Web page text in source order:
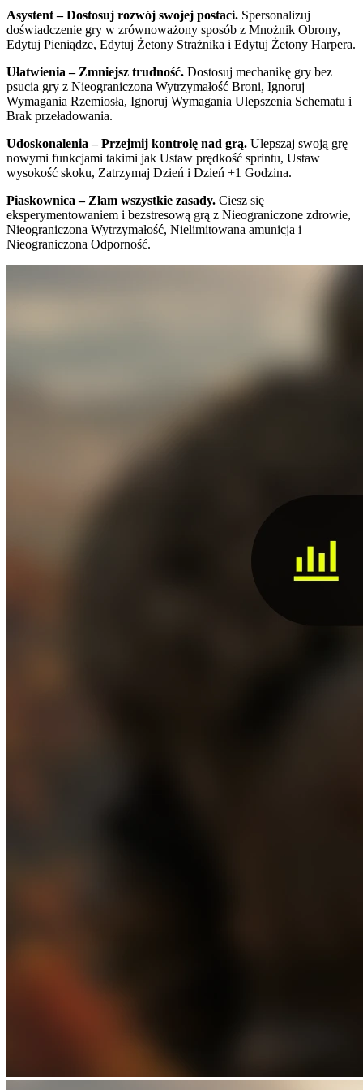
Asystent – Dostosuj rozwój swojej postaci. Spersonalizuj
doświadczenie gry w zrównoważony sposób z Mnożnik Obrony,
Edytuj Pieniądze, Edytuj Żetony Strażnika i Edytuj Żetony Harpera.
Ułatwienia – Zmniejsz trudność. Dostosuj mechanikę gry bez
psucia gry z Nieograniczona Wytrzymałość Broni, Ignoruj
Wymagania Rzemiosła, Ignoruj Wymagania Ulepszenia Schematu i
Brak przeładowania.
Udoskonalenia – Przejmij kontrolę nad grą. Ulepszaj swoją grę
nowymi funkcjami takimi jak Ustaw prędkość sprintu, Ustaw
wysokość skoku, Zatrzymaj Dzień i Dzień +1 Godzina.
Piaskownica – Złam wszystkie zasady. Ciesz się
eksperymentowaniem i bezstresową grą z Nieograniczone zdrowie,
Nieograniczona Wytrzymałość, Nielimitowana amunicja i
Nieograniczona Odporność.